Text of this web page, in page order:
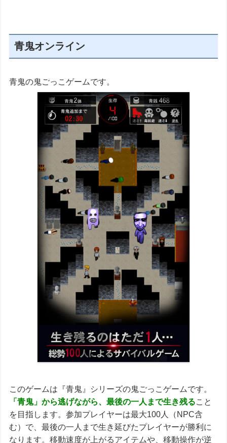
青鬼オンライン
青鬼の鬼ごっこゲームです。
このゲームは『青鬼』シリーズの鬼ごっこゲームです。
「青鬼」から逃げながら、最後の一人まで生き残ること
を目指します。参加プレイヤーは最大100人（NPC含
む）で、最後の一人まで生き延びたプレイヤーが勝利に
なります。移動速度が上がるアイテムや、移動操作が逆